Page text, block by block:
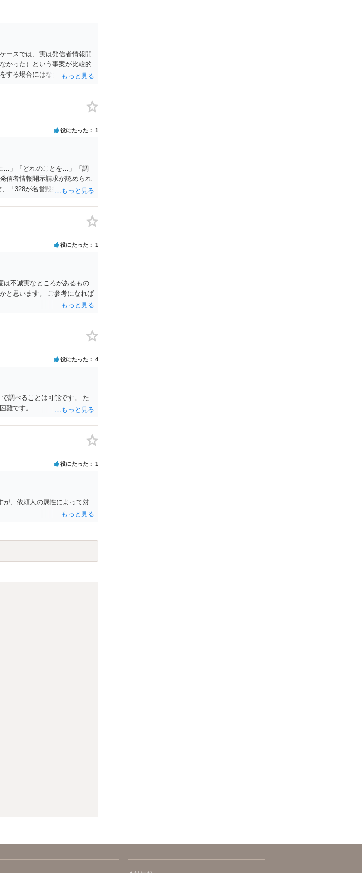
ースでは、実は発信者情報開
かった）という事案が比較的
する場合にはなおさら）。
役にたった 1
…」「どれのことを…」「調
信者情報開示請求が認められ
「328が名誉毀損、偽計業務
公開の場で詳細を投稿するこ
役にたった 1
は不誠実なところがあるもの
と思います。 ご参考になれば
役にたった 4
調べることは可能です。 た
難です。
役にたった 1
が、依頼人の属性によって対